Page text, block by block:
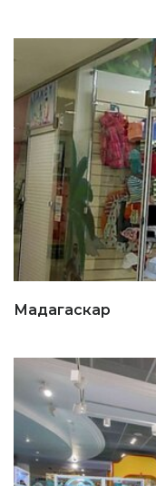
Мадагаскар